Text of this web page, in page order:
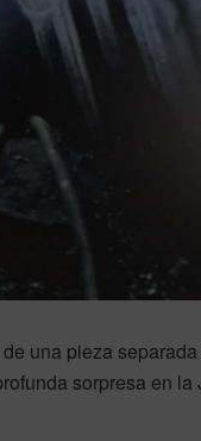
una pieza
sorpresa en